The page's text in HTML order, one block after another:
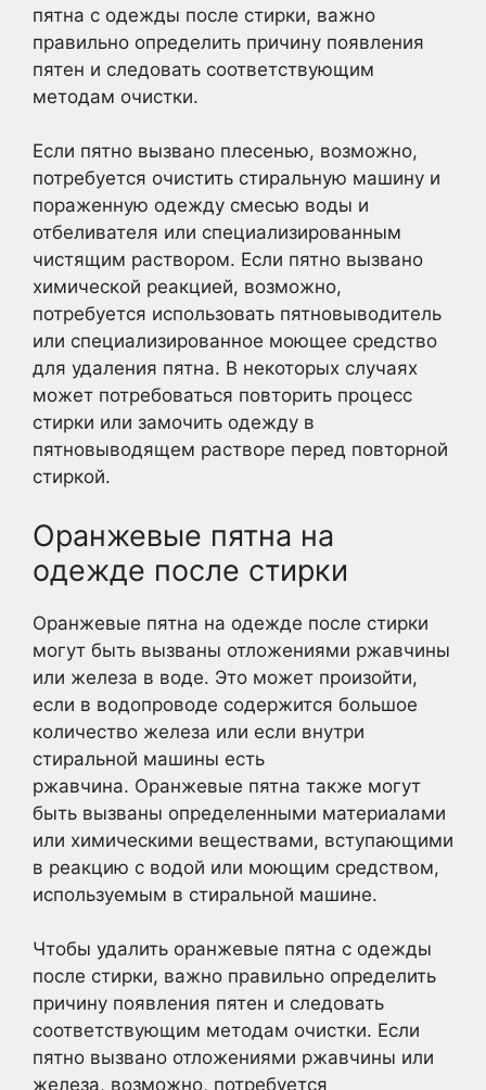
пятна с одежды после стирки, важно
правильно определить причину появления
пятен и следовать соответствующим
методам очистки.
Если пятно вызвано плесенью, возможно,
потребуется очистить стиральную машину и
пораженную одежду смесью воды и
отбеливателя или специализированным
чистящим раствором. Если пятно вызвано
химической реакцией, возможно,
потребуется использовать пятновыводитель
или специализированное моющее средство
для удаления пятна. В некоторых случаях
может потребоваться повторить процесс
стирки или замочить одежду в
пятновыводящем растворе перед повторной
стиркой.
Оранжевые пятна на
одежде после стирки
Оранжевые пятна на одежде после стирки
могут быть вызваны отложениями ржавчины
или железа в воде. Это может произойти,
если в водопроводе содержится большое
количество железа или если внутри
стиральной машины есть
ржавчина. Оранжевые пятна также могут
быть вызваны определенными материалами
или химическими веществами, вступающими
в реакцию с водой или моющим средством,
используемым в стиральной машине.
Чтобы удалить оранжевые пятна с одежды
после стирки, важно правильно определить
причину появления пятен и следовать
соответствующим методам очистки. Если
пятно вызвано отложениями ржавчины или
железа, возможно, потребуется